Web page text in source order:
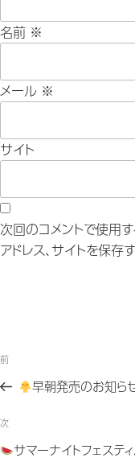
名前 ※
メール ※
サイト
次回のコメントで使用
アドレス、サイトを保存す
投
稿
ナ
ビ
過
去
投
稿
前
早朝発売のお知ら
次
の
次
サマーナイトフェステ